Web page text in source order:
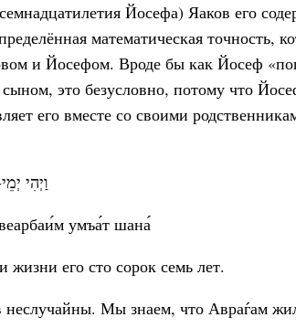
Йосефа) Яаков его
математическая точность,
и Йосефом. Вроде бы как Йосеф
это безусловно, потому что
его вместе со своими
וַיְהִי
умъа́т шана́
его сто сорок семь лет.
неслучайны. Мы знаем, что Авраѓам